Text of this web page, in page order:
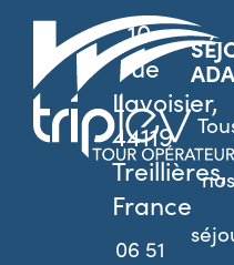
10
rue
Lavoisier,
44119
Treillières,
France
06 51
nos